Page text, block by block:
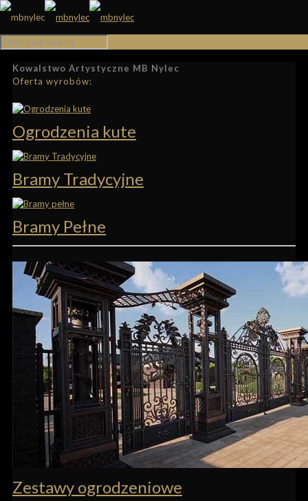
Kowalstwo Artystyczne MB Nylec
Oferta wyrobów:
Ogrodzenia kute
Bramy Tradycyjne
Bramy Pełne
Zestawy ogrodzeniowe